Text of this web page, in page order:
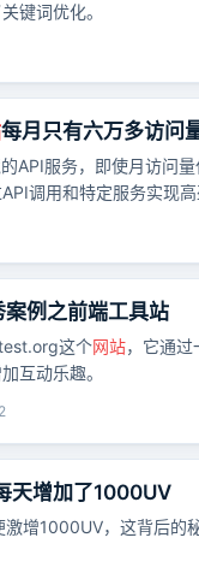
键词优化。
每月只有六万多访问
API服务，即使月访问
调用和特定服务实现高
例之前端工具站
这个网站，它通过
互动乐趣。
2
天增加了1000UV
激增1000UV，这背后的